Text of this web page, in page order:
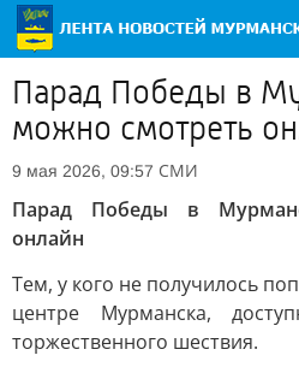
Парад Победы в
можно смотреть
9 мая 2026, 09:57 СМИ
Парад Победы в
онлайн
Тем, у кого не получилось
центре Мурманска,
торжественного шествия.